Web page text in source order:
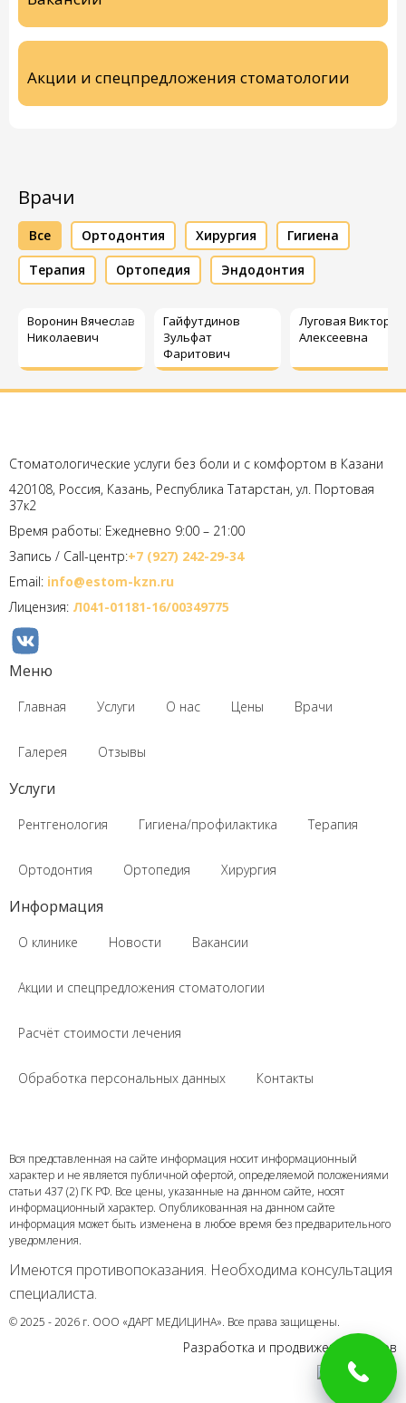
Акции и спецпредложения стоматологии
Врачи
Все Ортодонтия Хирургия
Гигиена
Терапия
Ортопедия Эндодонтия
Воронин Вячеслав
Николаевич
Гайфутдинов
Зульфат
Фаритович
Луговая Виктория
Алексеевна
Стоматологические услуги без боли и с комфортом в Казани
420108, Россия, Казань, Республика Татарстан, ул. Портовая
37к2
Время работы: Ежедневно 9:00 – 21:00
Запись / Call-центр:+7 (927) 242-29-34
Email: info@estom-kzn.ru
Лицензия: Л041-01181-16/00349775
Меню
Главная Услуги О нас Цены Врачи
Галерея Отзывы
Услуги
Рентгенология Гигиена/профилактика Терапия
Ортодонтия Ортопедия Хирургия
Информация
О клинике Новости Вакансии
Акции и спецпредложения стоматологии
Расчёт стоимости лечения
Обработка персональных данных Контакты
Вся представленная на сайте информация носит информационный
характер и не является публичной офертой, определяемой положениями
статьи 437 (2) ГК РФ. Все цены, указанные на данном сайте, носят
информационный характер. Опубликованная на данном сайте
информация может быть изменена в любое время без предварительного
уведомления.
Имеются противопоказания. Необходима консультация
специалиста.
© 2025 - 2026 г. ООО «ДАРГ МЕДИЦИНА». Все права защищены.
Разработка и продвижение сайтов